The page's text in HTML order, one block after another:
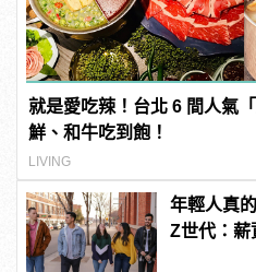
就是愛吃辣！台北 6 間人氣
鮮、和牛吃到飽！
LIVING
年輕人真
Z世代：薪